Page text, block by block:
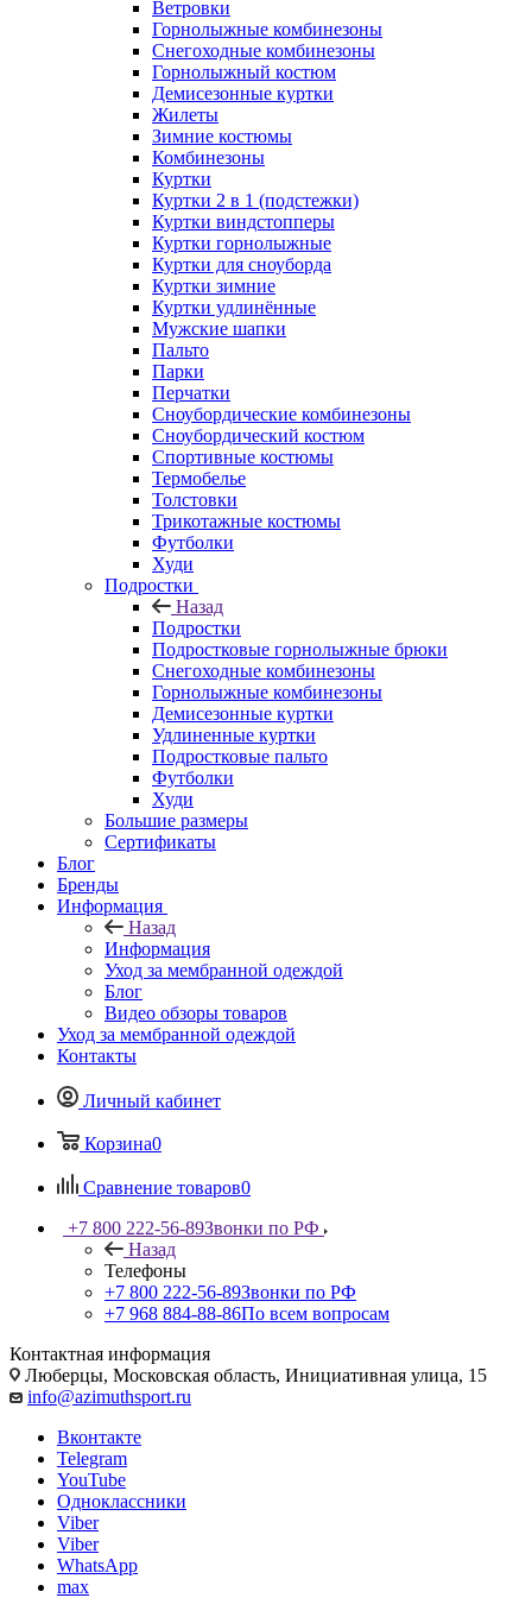
Ветровки
Горнолыжные комбинезоны
Снегоходные комбинезоны
Горнолыжный костюм
Демисезонные куртки
Жилеты
Зимние костюмы
Комбинезоны
Куртки
Куртки 2 в 1 (подстежки)
Куртки виндстопперы
Куртки горнолыжные
Куртки для сноуборда
Куртки зимние
Куртки удлинённые
Мужские шапки
Пальто
Парки
Перчатки
Сноубордические комбинезоны
Сноубордический костюм
Спортивные костюмы
Термобелье
Толстовки
Трикотажные костюмы
Футболки
Худи
Подростки
Назад
Подростки
Подростковые горнолыжные брюки
Снегоходные комбинезоны
Горнолыжные комбинезоны
Демисезонные куртки
Удлиненные куртки
Подростковые пальто
Футболки
Худи
Большие размеры
Сертификаты
Блог
Бренды
Информация
Назад
Информация
Уход за мембранной одеждой
Блог
Видео обзоры товаров
Уход за мембранной одеждой
Контакты
Личный кабинет
Корзина0
Сравнение товаров0
+7 800 222-56-89Звонки по РФ
Назад
Телефоны
+7 800 222-56-89Звонки по РФ
+7 968 884-88-86По всем вопросам
Контактная информация
Люберцы, Московская область, Инициативная улица, 15
info@azimuthsport.ru
Вконтакте
Telegram
YouTube
Одноклассники
Viber
Viber
WhatsApp
max